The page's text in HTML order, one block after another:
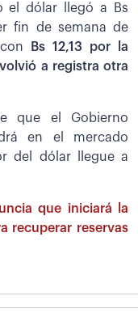
el dólar llegó a Bs
fin de semana de
Bs 12,13 por la
a registra otra
que el Gobierno
en el mercado
del dólar llegue a
que iniciará la
recuperar reservas